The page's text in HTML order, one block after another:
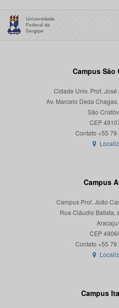
Campus São
Cidade Univ. Prof.
Av. Marcelo Deda
São
CEP
Campus
Campus Prof. João
Rua Cláudio Batista,
CEP
Campus